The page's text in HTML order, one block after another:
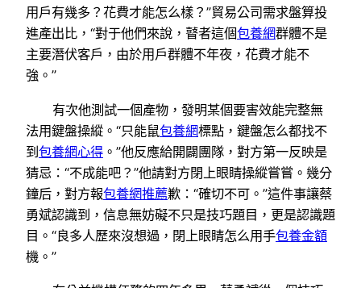
用戶有幾多？花費才能怎么樣？”貿易公司需求盤算投
進產出比，“對于他們來說，瞽者這個包養網群體不是
主要潛伏客戶，由於用戶群體不年夜，花費才能不
強。”
有次他測試一個產物，發明某個要害效能完整無
法用鍵盤操縱。“只能鼠包養網標點，鍵盤怎么都找不
到包養網心得 。”他反應給開闢團隊，對方第一反映是
猜忌：“不成能吧？”他請對方閉上眼睛操縱嘗嘗。幾分
鐘后，對方報包養網推薦歉：“確切不可。”這件事讓蔡
勇斌認識到，信息無妨礙不只是技巧題目，更是認識題
目。“良多人歷來沒想過，閉上眼睛怎么用手包養金額
機。”